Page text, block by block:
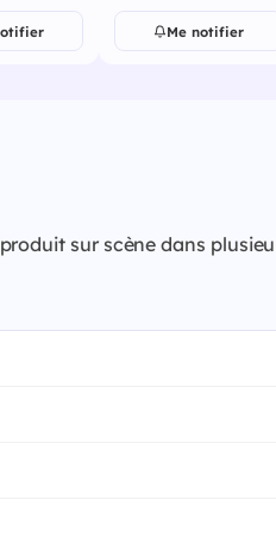
Me notifier
sur scène dans